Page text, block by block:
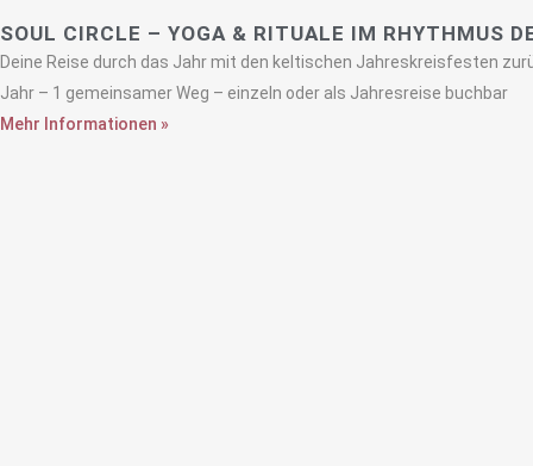
SOUL CIRCLE – YOGA & RITUALE IM RHYTHMUS
Deine Reise durch das Jahr mit den keltischen Jahreskreisfesten
Jahr – 1 gemeinsamer Weg – einzeln oder als Jahresreise buchbar
Mehr Informationen »